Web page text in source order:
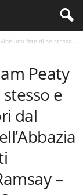
una foto di se stesso...
Peaty
e
dal
–